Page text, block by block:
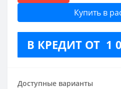
Купить в
В КРЕДИТ ОТ 1
Доступные варианты